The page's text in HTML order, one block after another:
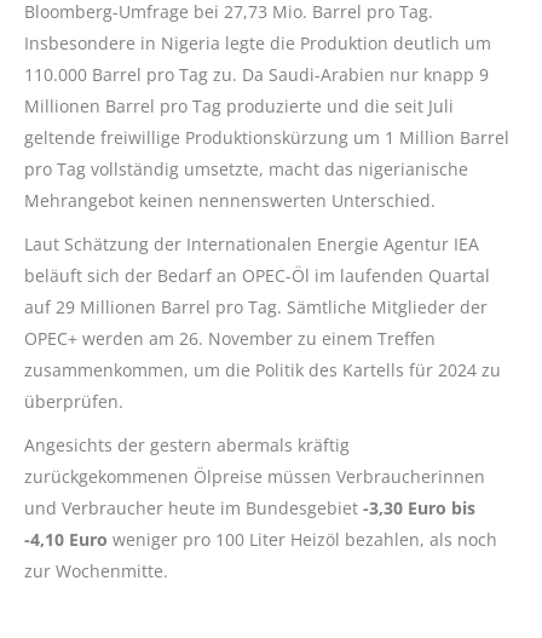
Bloomberg-Umfrage bei 27,73 Mio. Barrel pro Tag.
Insbesondere in Nigeria legte die Produktion deutlich um
110.000 Barrel pro Tag zu. Da Saudi-Arabien nur knapp 9
Millionen Barrel pro Tag produzierte und die seit Juli
geltende freiwillige Produktionskürzung um 1 Million Barrel
pro Tag vollständig umsetzte, macht das nigerianische
Mehrangebot keinen nennenswerten Unterschied.
Laut Schätzung der Internationalen Energie Agentur IEA
beläuft sich der Bedarf an OPEC-Öl im laufenden Quartal
auf 29 Millionen Barrel pro Tag. Sämtliche Mitglieder der
OPEC+ werden am 26. November zu einem Treffen
zusammenkommen, um die Politik des Kartells für 2024 zu
überprüfen.
Angesichts der gestern abermals kräftig
zurückgekommenen Ölpreise müssen Verbraucherinnen
und Verbraucher heute im Bundesgebiet -3,30 Euro bis
-4,10 Euro weniger pro 100 Liter Heizöl bezahlen, als noch
zur Wochenmitte.